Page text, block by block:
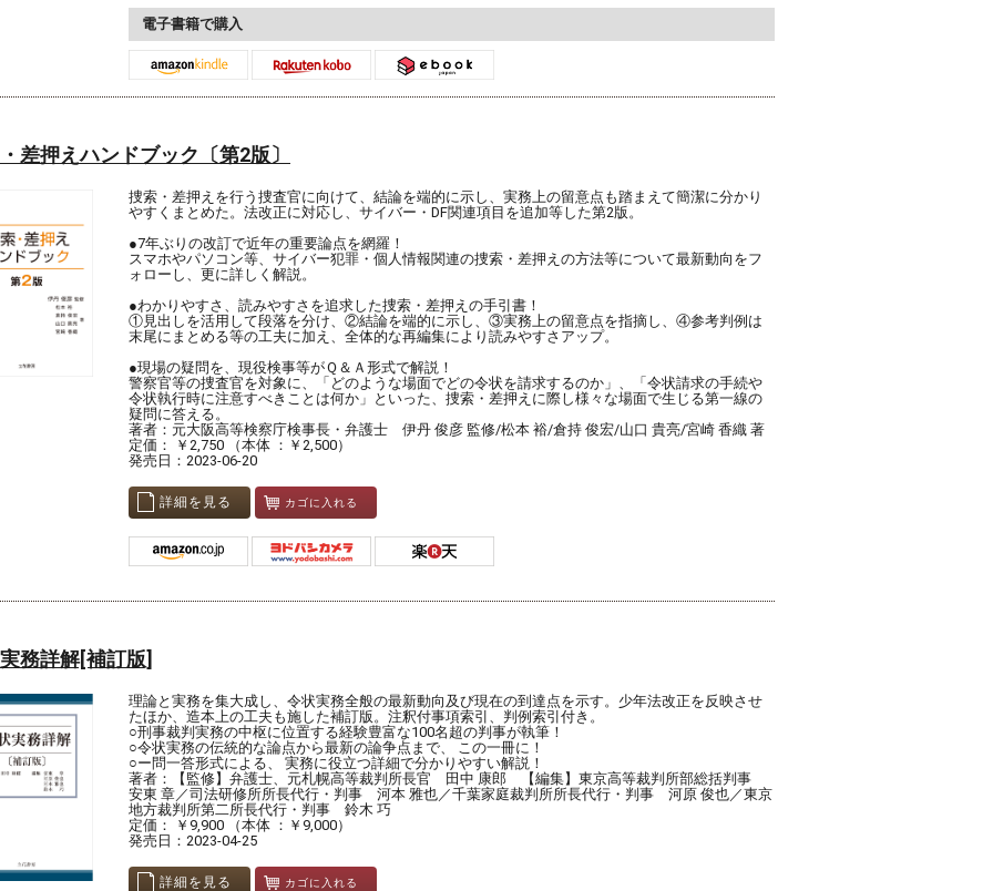
【POINT 3】 読んだら即アウトプットで定着！「〇×クイ
ズ」！
各Sectionの最後には、学んだばかりの知識を試せる「〇×
クイズ」を掲載しています。インプットとアウトプットを
細かく繰り返すことで、試験で使える確かな知識が定着し
ます。
①「警察公論公式サイト
法、懸賞応募や懸賞問題の解答確認
②アプリ「KEISATSU KORON PASSPORT」で本誌掲載SA問
題集や付録の問題集、聞き流し学習「耳で覚える」シリー
ズが使える。
③Webメディア「警察公論オンライン 」の動画を含む限定
コンテンツ全てを60日間利用できる。
警察公論は日本初の警察雑誌であり、その歴史はとても古
く1945年まで遡ります。創刊以来、昭和・平成・令和の警
察官を応援し、支えてきた警察公論。時代に合わせリニュ
ーアルを繰り返し、進化を続け、現在も日本の治安維持に
貢献し続けています。
ー定期購読で毎月届くものー
①警察公論（本誌）：一歩先の捜査手法から最新の法改正
解説まで実務に役立つ情報と、昇任試験に役立つSA問題集
や論文講座を掲載。
②別冊付録：SA問題集、論文問題集やダイアリーなど。
バー。
電子書籍で購入
差押えハンドブック〔第2版〕
捜索・差押えを行う捜査官に向けて、結論を端的に示し、実務上の留意点も踏まえて簡潔に分かり
やすくまとめた。法改正に対応し、サイバー・DF関連項目を追加等した第2版。
●7年ぶりの改訂で近年の重要論点を網羅！
スマホやパソコン等、サイバー犯罪・個人情報関連の捜索・差押えの方法等について最新動向をフ
ォローし、更に詳しく解説。
●わかりやすさ、読みやすさを追求した捜索・差押えの手引書！
①見出しを活用して段落を分け、②結論を端的に示し、③実務上の留意点を指摘し、④参考判例は
末尾にまとめる等の工夫に加え、全体的な再編集により読みやすさアップ。
●現場の疑問を、現役検事等がＱ＆Ａ形式で解説！
警察官等の捜査官を対象に、「どのような場面でどの令状を請求するのか」、「令状請求の手続や
令状執行時に注意すべきことは何か」といった、捜索・差押えに際し様々な場面で生じる第一線の
疑問に答える。
著者：元大阪高等検察庁検事長・弁護士 伊丹 俊彦 監修/松本 裕/倉持 俊宏/山口 貴亮/宮崎 香織 著
定価： ￥2,750 （本体 ：￥2,500）
発売日：2023-06-20
詳細を見る カゴに入れる
務詳解[補訂版]
理論と実務を集大成し、令状実務全般の最新動向及び現在の到達点を示す。少年法改正を反映させ
たほか、造本上の工夫も施した補訂版。注釈付事項索引、判例索引付き。
○刑事裁判実務の中枢に位置する経験豊富な100名超の判事が執筆！
○令状実務の伝統的な論点から最新の論争点まで、 この一冊に！
○ー問一答形式による、 実務に役立つ詳細で分かりやすい解説！
著者：【監修】弁護士、元札幌高等裁判所長官 田中 康郎 【編集】東京高等裁判所部総括判事
安東 章／司法研修所所長代行・判事 河本 雅也／千葉家庭裁判所所長代行・判事 河原 俊也／東京
地方裁判所第二所長代行・判事 鈴木 巧
定価： ￥9,900 （本体 ：￥9,000）
発売日：2023-04-25
詳細を見る カゴに入れる